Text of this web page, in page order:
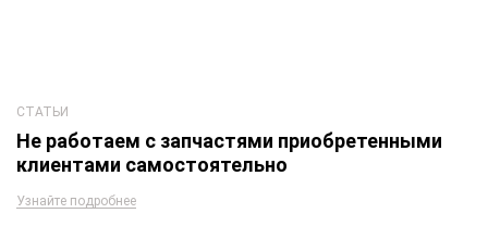
СТАТЬИ
Не работаем с запчастями приобретенными
клиентами самостоятельно
Узнайте подробнее